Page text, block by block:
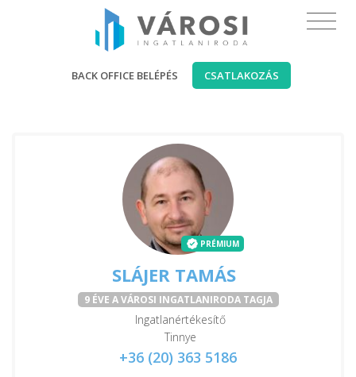
BACK OFFICE BELÉPÉS CSATLAKOZÁS
PRÉMIUM
SLÁJER TAMÁS
9 ÉVE A VÁROSI INGATLANIRODA TAGJA
Ingatlanértékesítő
Tinnye
+36 (20) 363 5186